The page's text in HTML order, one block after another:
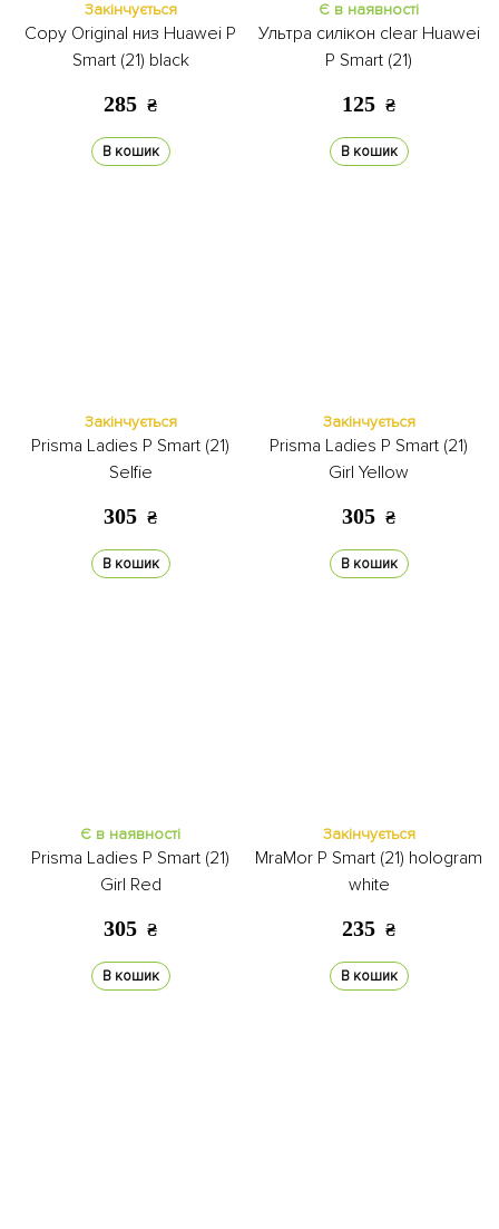
Закінчується
Copy Original низ Huawei P
Smart (21) black
285 ₴
В кошик
Є в наявності
Ультра силікон clear Huawei
P Smart (21)
125 ₴
В кошик
Закінчується
Prisma Ladies P Smart (21)
Selfie
305 ₴
В кошик
Закінчується
Prisma Ladies P Smart (21)
Girl Yellow
305 ₴
В кошик
Є в наявності
Prisma Ladies P Smart (21)
Girl Red
305 ₴
В кошик
Закінчується
MraMor P Smart (21) hologram
white
235 ₴
В кошик